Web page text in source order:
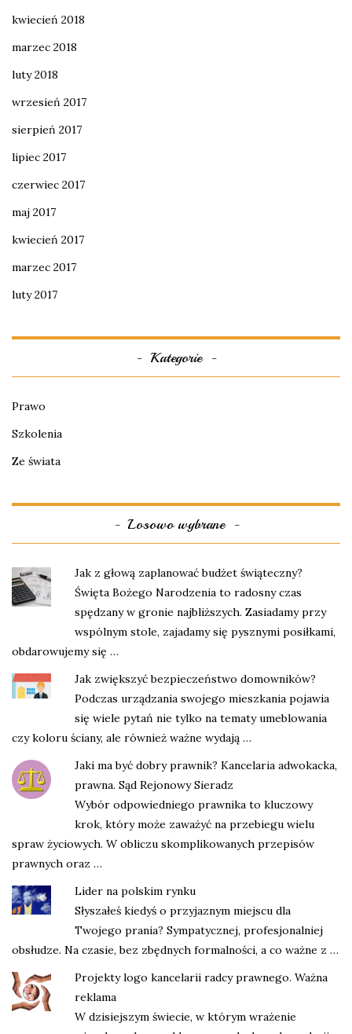
kwiecień 2018
marzec 2018
luty 2018
wrzesień 2017
sierpień 2017
lipiec 2017
czerwiec 2017
maj 2017
kwiecień 2017
marzec 2017
luty 2017
Kategorie
Prawo
Szkolenia
Ze świata
Losowo wybrane
Jak z głową zaplanować budżet świąteczny?
Święta Bożego Narodzenia to radosny czas
spędzany w gronie najbliższych. Zasiadamy przy
wspólnym stole, zajadamy się pysznymi posiłkami,
obdarowujemy się …
Jak zwiększyć bezpieczeństwo domowników?
Podczas urządzania swojego mieszkania pojawia
się wiele pytań nie tylko na tematy umeblowania
czy koloru ściany, ale również ważne wydają …
Jaki ma być dobry prawnik? Kancelaria adwokacka,
prawna. Sąd Rejonowy Sieradz
Wybór odpowiedniego prawnika to kluczowy
krok, który może zaważyć na przebiegu wielu
spraw życiowych. W obliczu skomplikowanych przepisów
prawnych oraz …
Lider na polskim rynku
Słyszałeś kiedyś o przyjaznym miejscu dla
Twojego prania? Sympatycznej, profesjonalniej
obsłudze. Na czasie, bez zbędnych formalności, a co ważne z …
Projekty logo kancelarii radcy prawnego. Ważna
reklama
W dzisiejszym świecie, w którym wrażenie